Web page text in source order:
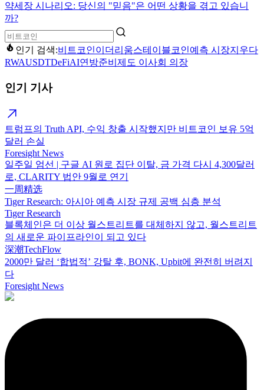
약세장 시나리오: 당신의 "믿음"은 어떤 상황을 겪고 있습니
까?
인기 검색:비트코인이더리움스테이블코인예측 시장지우다
RWAUSDTDeFiAI연방준비제도 이사회 의장
인기 기사
트럼프의 Truth API, 수익 창출 시작했지만 비트코인 보유 5억
달러 손실
Foresight News
일주일 엄선 | 구글 AI 원로 집단 이탈, 금 가격 다시 4,300달러
로, CLARITY 법안 9월로 연기
一周精选
Tiger Research: 아시아 예측 시장 규제 공백 심층 분석
Tiger Research
블록체인은 더 이상 월스트리트를 대체하지 않고, 월스트리트
의 새로운 파이프라인이 되고 있다
深潮TechFlow
2000만 달러 ‘합법적’ 강탈 후, BONK, Upbit에 완전히 버려지
다
Foresight News